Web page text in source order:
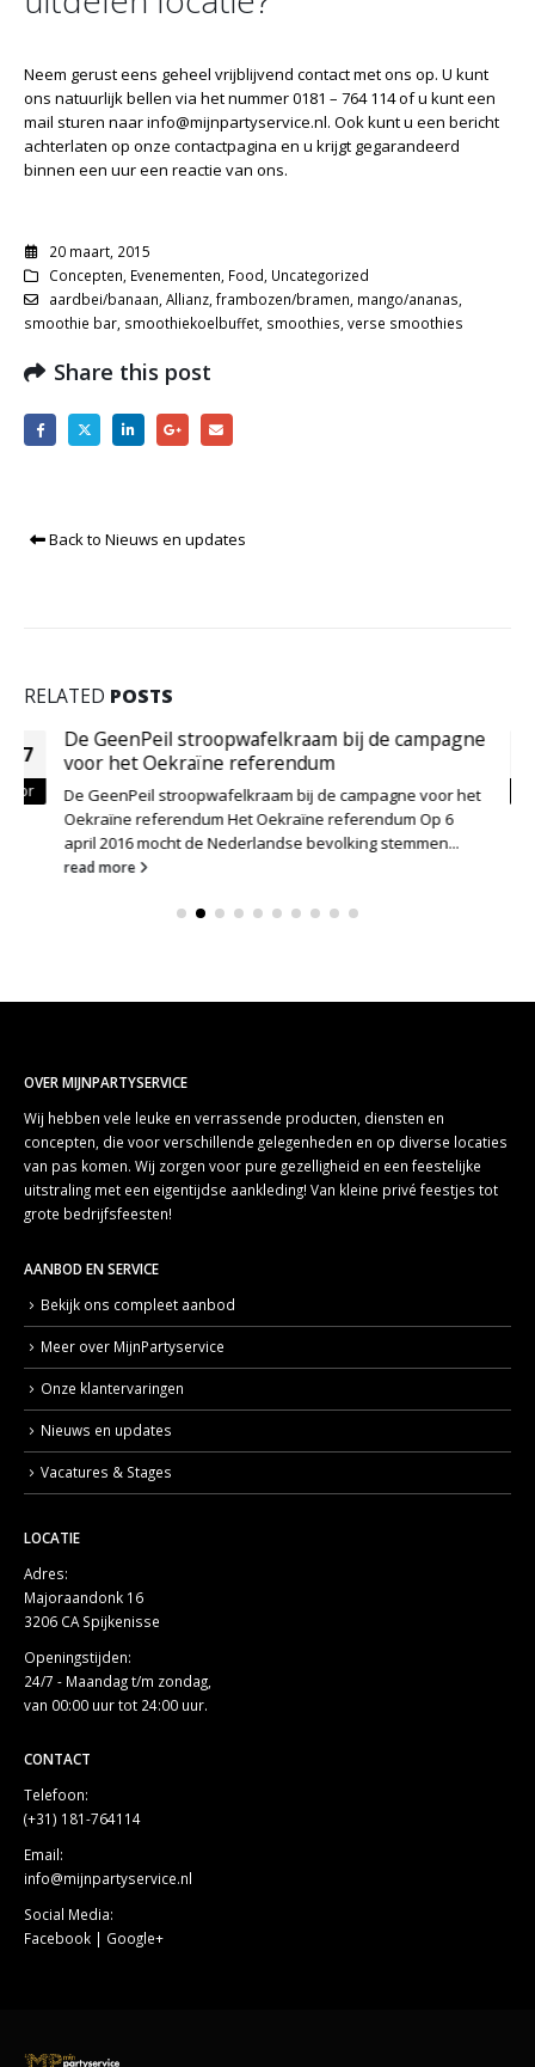
Neem gerust eens geheel vrijblijvend contact met ons op. U kunt
ons natuurlijk bellen via het nummer 0181 – 764 114 of u kunt een
mail sturen naarinfo@mijnpartyservice.nl. Ook kunt u een bericht
achterlaten op onze contactpagina en u krijgt gegarandeerd
binnen een uur een reactie van ons.
20 maart, 2015
Concepten, Evenementen, Food, Uncategorized
aardbei/banaan, Allianz, frambozen/bramen, mango/ananas,
smoothie bar, smoothiekoelbuffet, smoothies, verse smoothies
Share this post
Back to Nieuws en updates
RELATED POSTS
Petrol Industries @Modefabriek #34
Op 20 en 21 januari 2013 vond er in de RAI in Amsterdam
de vakbeurs Modefabriek 34 plaats. Deze beurs...
read more
concepten, die voor verschillende gelegenheden en op diverse locaties
van pas komen. Wij zorgen voor pure gezelligheid en een feestelijke
uitstraling met een eigentijdse aankleding! Van kleine privé feestjes tot
grote bedrijfsfeesten!
AANBOD EN SERVICE
Meer over MijnPartyservice
Onze klantervaringen
Nieuws en updates
Vacatures & Stages
LOCATIE
Majoraandonk 16
3206 CA Spijkenisse
Openingstijden:
24/7 - Maandag t/m zondag,
van 00:00 uur tot 24:00 uur.
CONTACT
(+31) 181-764114
Email:
info@mijnpartyservice.nl
Social Media:
Facebook|Google+
© 2023. Web & Design by